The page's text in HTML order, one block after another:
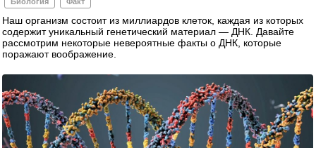
Наш организм состоит из миллиардов клеток, каждая из которых
содержит уникальный генетический материал — ДНК. Давайте
рассмотрим некоторые невероятные факты о ДНК, которые
поражают воображение.